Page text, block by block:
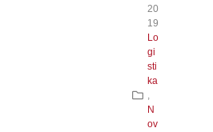
20
19
Lo
gi
sti
ka
,
N
ov